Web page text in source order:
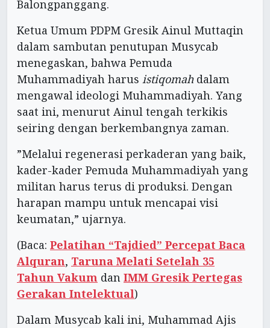
Balongpanggang.
Ketua Umum PDPM Gresik Ainul Muttaqin
dalam sambutan penutupan Musycab
menegaskan, bahwa Pemuda
Muhammadiyah harus istiqomahdalam
mengawal ideologi Muhammadiyah. Yang
saat ini, menurut Ainul tengah terkikis
seiring dengan berkembangnya zaman.
”Melalui regenerasi perkaderan yang baik,
kader-kader Pemuda Muhammadiyah yang
militan harus terus di produksi. Dengan
harapan mampu untuk mencapai visi
keumatan,” ujarnya.
(Baca: Pelatihan “Tajdied” Percepat Baca
Alquran, Taruna Melati Setelah 35
Tahun Vakum dan IMM Gresik Pertegas
Gerakan Intelektual)
Dalam Musycab kali ini, Muhammad Ajis